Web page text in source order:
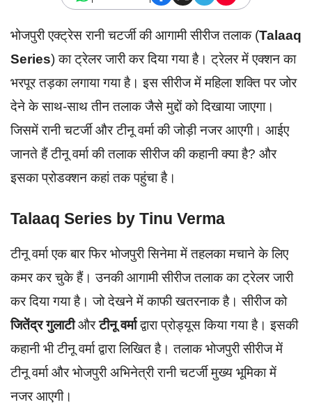
भोजपुरी एक्ट्रेस रानी चटर्जी की आगामी सीरीज तलाक (Talaaq
Series) का ट्रेलर जारी कर दिया गया है। ट्रेलर में एक्शन का
भरपूर तड़का लगाया गया है। इस सीरीज में महिला शक्ति पर जोर
देने के साथ-साथ तीन तलाक जैसे मुद्दों को दिखाया जाएगा।
जिसमें रानी चटर्जी और टीनू वर्मा की जोड़ी नजर आएगी। आईए
जानते हैं टीनू वर्मा की तलाक सीरीज की कहानी क्या है? और
इसका प्रोडक्शन कहां तक पहुंचा है।
Talaaq Series by Tinu Verma
टीनू वर्मा एक बार फिर भोजपुरी सिनेमा में तहलका मचाने के लिए
कमर कर चुके हैं। उनकी आगामी सीरीज तलाक का ट्रेलर जारी
कर दिया गया है। जो देखने में काफी खतरनाक है। सीरीज को
जितेंद्र गुलाटीऔरटीनू वर्माद्वारा प्रोड्यूस किया गया है। इसकी
कहानी भी टीनू वर्मा द्वारा लिखित है। तलाक भोजपुरी सीरीज में
टीनू वर्मा और भोजपुरी अभिनेत्री रानी चटर्जी मुख्य भूमिका में
नजर आएगी।